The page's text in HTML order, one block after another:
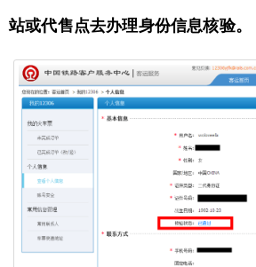
站或代售点去办理身份信息核验。